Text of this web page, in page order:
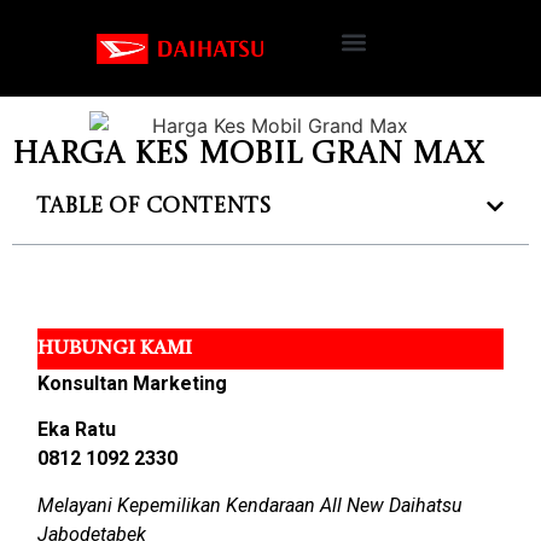
Harga Kes Mobil Gran Max
Table of Contents
HUBUNGI KAMI
Konsultan Marketing
Eka Ratu
0812 1092 2330
Melayani Kepemilikan Kendaraan All New Daihatsu
Jabodetabek